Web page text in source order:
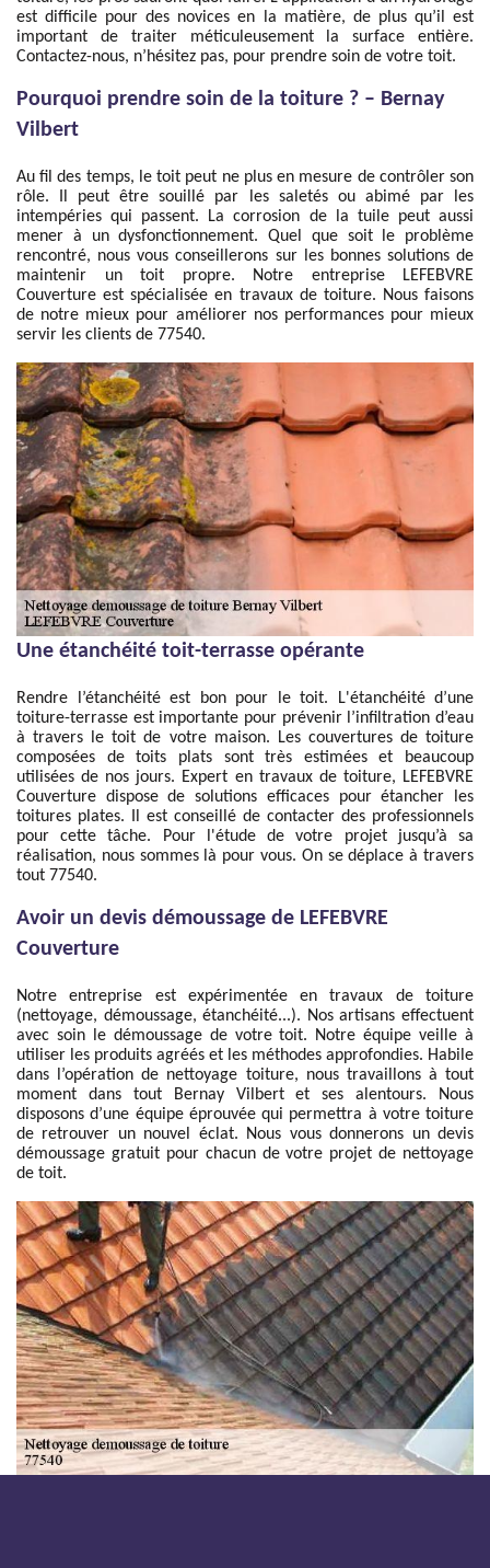
est difficile pour des novices en la matière, de plus qu’il est
important de traiter méticuleusement la surface entière.
Contactez-nous, n’hésitez pas, pour prendre soin de votre toit.
Pourquoi prendre soin de la toiture ? – Bernay
Vilbert
Au fil des temps, le toit peut ne plus en mesure de contrôler son
rôle. Il peut être souillé par les saletés ou abimé par les
intempéries qui passent. La corrosion de la tuile peut aussi
mener à un dysfonctionnement. Quel que soit le problème
rencontré, nous vous conseillerons sur les bonnes solutions de
maintenir un toit propre. Notre entreprise LEFEBVRE
Couverture est spécialisée en travaux de toiture. Nous faisons
de notre mieux pour améliorer nos performances pour mieux
servir les clients de 77540.
Une étanchéité toit-terrasse opérante
Rendre l’étanchéité est bon pour le toit. L'étanchéité d’une
toiture-terrasse est importante pour prévenir l’infiltration d’eau
à travers le toit de votre maison. Les couvertures de toiture
composées de toits plats sont très estimées et beaucoup
utilisées de nos jours. Expert en travaux de toiture, LEFEBVRE
Couverture dispose de solutions efficaces pour étancher les
toitures plates. Il est conseillé de contacter des professionnels
pour cette tâche. Pour l'étude de votre projet jusqu’à sa
réalisation, nous sommes là pour vous. On se déplace à travers
tout 77540.
Avoir un devis démoussage de LEFEBVRE
Couverture
Notre entreprise est expérimentée en travaux de toiture
(nettoyage, démoussage, étanchéité...). Nos artisans effectuent
avec soin le démoussage de votre toit. Notre équipe veille à
utiliser les produits agréés et les méthodes approfondies. Habile
dans l’opération de nettoyage toiture, nous travaillons à tout
moment dans tout Bernay Vilbert et ses alentours. Nous
disposons d’une équipe éprouvée qui permettra à votre toiture
de retrouver un nouvel éclat. Nous vous donnerons un devis
démoussage gratuit pour chacun de votre projet de nettoyage
de toit.